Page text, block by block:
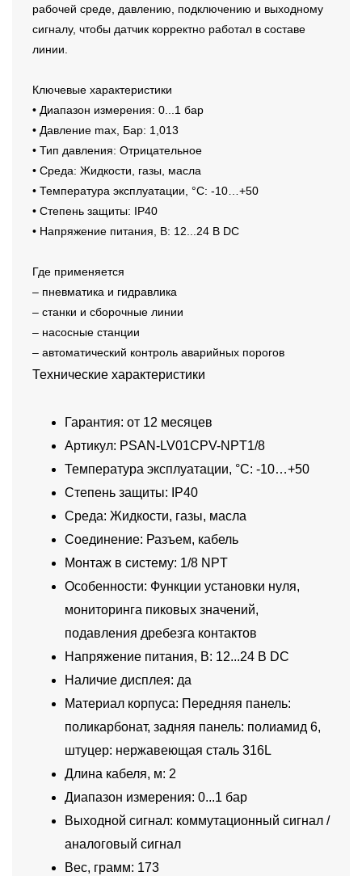
рабочей среде, давлению, подключению и выходному
сигналу, чтобы датчик корректно работал в составе
линии.
Ключевые характеристики
• Диапазон измерения: 0...1 бар
• Давление max, Бар: 1,013
• Тип давления: Отрицательное
• Среда: Жидкости, газы, масла
• Температура эксплуатации, °C: -10…+50
• Степень защиты: IP40
• Напряжение питания, В: 12...24 В DC
Где применяется
– пневматика и гидравлика
– станки и сборочные линии
– насосные станции
– автоматический контроль аварийных порогов
Технические характеристики
Гарантия: от 12 месяцев
Артикул: PSAN-LV01CPV-NPT1/8
Температура эксплуатации, °C: -10…+50
Степень защиты: IP40
Среда: Жидкости, газы, масла
Соединение: Разъем, кабель
Монтаж в систему: 1/8 NPT
Особенности: Функции установки нуля,
мониторинга пиковых значений,
подавления дребезга контактов
Напряжение питания, В: 12...24 В DC
Наличие дисплея: да
Материал корпуса: Передняя панель:
поликарбонат, задняя панель: полиамид 6,
штуцер: нержавеющая сталь 316L
Длина кабеля, м: 2
Диапазон измерения: 0...1 бар
Выходной сигнал: коммутационный сигнал /
аналоговый сигнал
Вес, грамм: 173